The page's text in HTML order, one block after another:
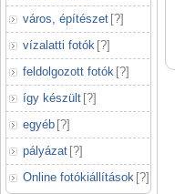
város, építészet [?]
vízalatti fotók [?]
feldolgozott fotók [?]
így készült [?]
egyéb [?]
pályázat [?]
Online fotókiállítások [?]